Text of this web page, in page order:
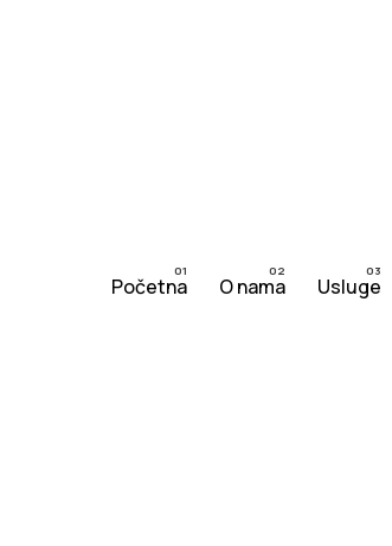
Početna O nama Usluge